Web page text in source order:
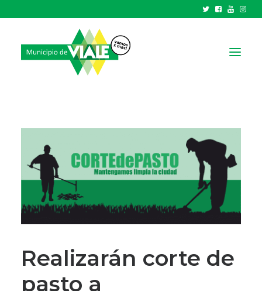
GOBIERNO
TRÁMITES Y SERVICIOS
CIUDAD
PARQUE INDUSTRIAL
Realizarán corte de
pasto a